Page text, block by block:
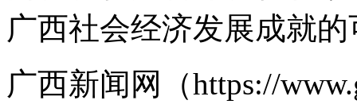
广西社会经济发展成就
广西新闻网（https://